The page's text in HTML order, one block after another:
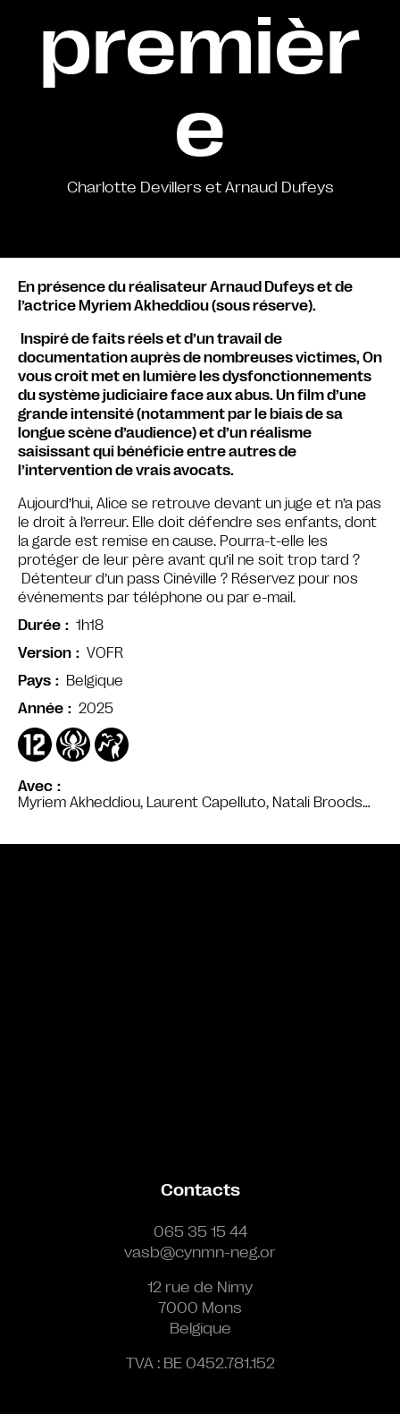
premièr
e
Charlotte Devillers et Arnaud Dufeys
Avec
Myriem Akheddiou, Laurent Capelluto, Natali Broods…
En présence du réalisateur Arnaud Dufeys et de
l’actrice Myriem Akheddiou (sous réserve).
Inspiré de faits réels et d’un travail de
documentation auprès de nombreuses victimes, On
vous croit met en lumière les dysfonctionnements
du système judiciaire face aux abus. Un film d’une
grande intensité (notamment par le biais de sa
longue scène d’audience) et d’un réalisme
saisissant qui bénéficie entre autres de
l’intervention de vrais avocats.
Aujourd’hui, Alice se retrouve devant un juge et n’a pas
le droit à l’erreur. Elle doit défendre ses enfants, dont
la garde est remise en cause. Pourra-t-elle les
protéger de leur père avant qu’il ne soit trop tard ?
Détenteur d’un pass Cinéville ? Réservez pour nos
événements par téléphone ou par e-mail.
Durée
1h18
Version
VOFR
Pays
Belgique
Année
2025
Contacts
065 35 15 44
vasb@cynmn-neg.or
12 rue de Nimy
7000 Mons
Belgique
TVA : BE 0452.781.152